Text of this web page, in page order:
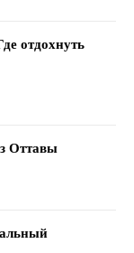
отдохнуть
Оттавы